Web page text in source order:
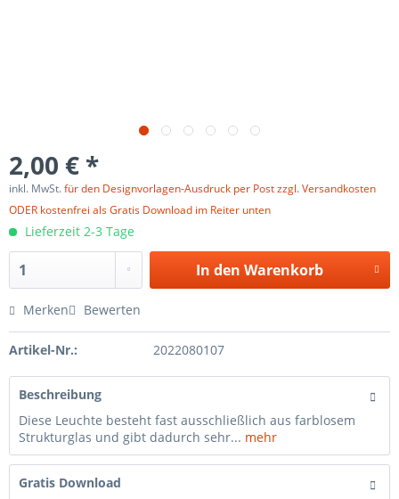
2,00 € *
inkl. MwSt.für den Designvorlagen-Ausdruck per Post zzgl. Versandkosten
ODER kostenfrei als Gratis Download im Reiter unten
Lieferzeit 2-3 Tage
In den Warenkorb
Merken Bewerten
Artikel-Nr.: 2022080107
Beschreibung
Diese Leuchte besteht fast ausschließlich aus farblosem
Strukturglas und gibt dadurch sehr... mehr
Gratis Download